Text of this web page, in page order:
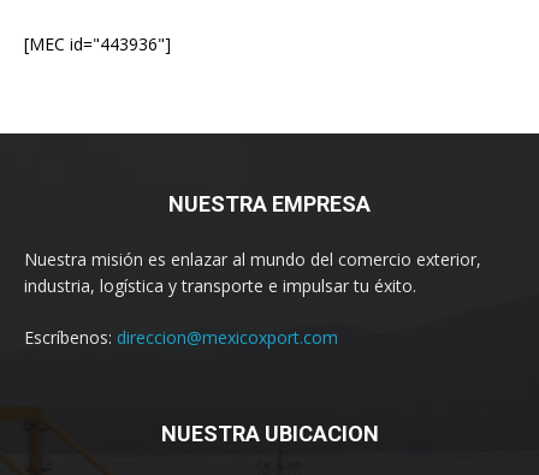
[MEC id="443936"]
NUESTRA EMPRESA
Nuestra misión es enlazar al mundo del comercio exterior,
industria, logística y transporte e impulsar tu éxito.
Escríbenos: direccion@mexicoxport.com
NUESTRA UBICACION